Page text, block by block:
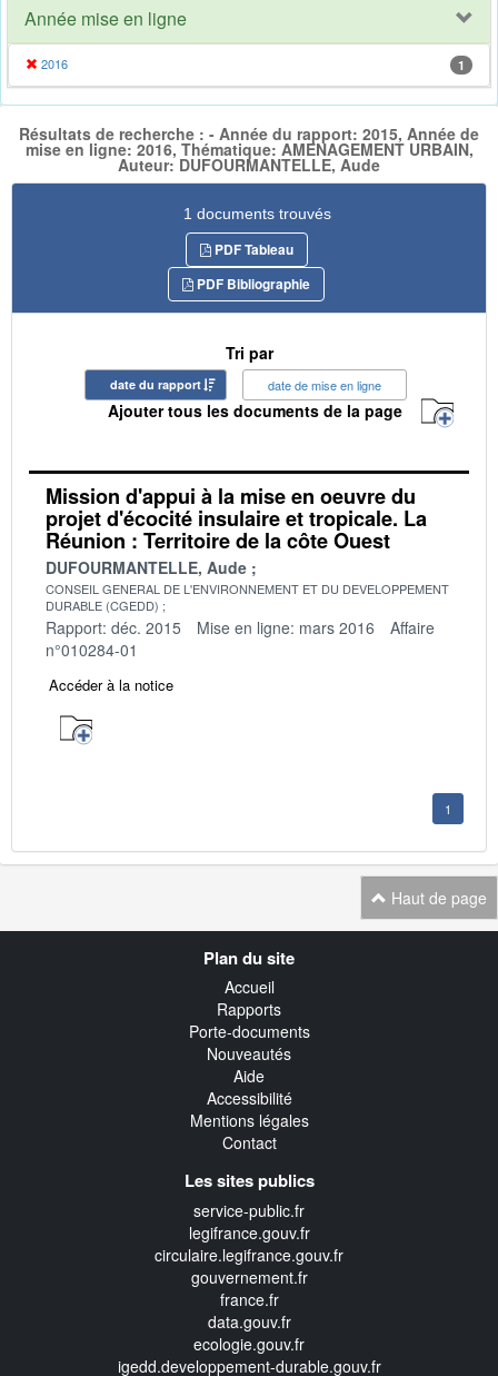
Année mise en ligne
2016 1
Résultats de recherche : - Année du rapport: 2015, Année de
mise en ligne: 2016, Thématique: AMENAGEMENT URBAIN,
Auteur: DUFOURMANTELLE, Aude
1 documents trouvés
PDF Tableau
PDF Bibliographie
Tri par
date du rapport date de mise en ligne
Ajouter tous les documents de la page
Mission d'appui à la mise en oeuvre du
projet d'écocité insulaire et tropicale. La
Réunion : Territoire de la côte Ouest
DUFOURMANTELLE, Aude
CONSEIL GENERAL DE L'ENVIRONNEMENT ET DU DEVELOPPEMENT
DURABLE (CGEDD)
Rapport: déc. 2015 Mise en ligne: mars 2016
Affaire
n°010284-01
Accéder à la notice
1
Haut de page
Plan du site
Accueil
Rapports
Porte-documents
Nouveautés
Aide
Accessibilité
Mentions légales
Contact
Les sites publics
service-public.fr
legifrance.gouv.fr
circulaire.legifrance.gouv.fr
gouvernement.fr
france.fr
data.gouv.fr
ecologie.gouv.fr
igedd.developpement-durable.gouv.fr